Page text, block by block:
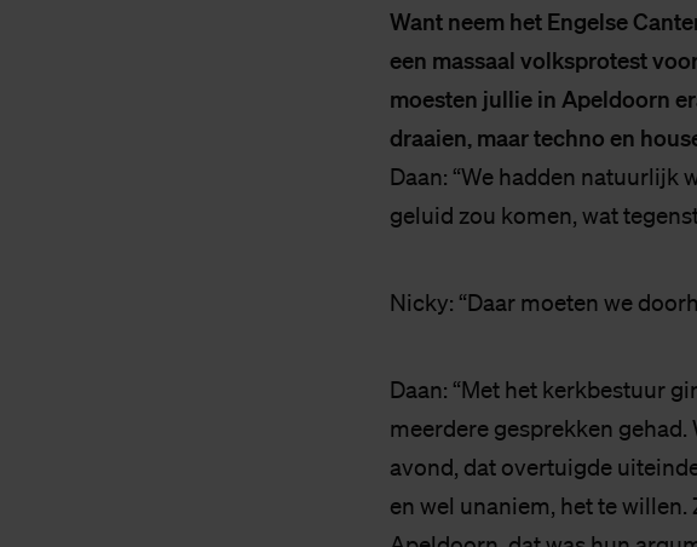
Want neem het Engelse
een massaal volksprotest
moesten jullie in Apeldoorn
draaien, maar techno en
Daan: “We hadden natuurlijk
geluid zou komen, wat
Nicky: “Daar moeten we
Daan: “Met het kerkbestuur
meerdere gesprekken
avond, dat overtuigde
en wel unaniem, het te